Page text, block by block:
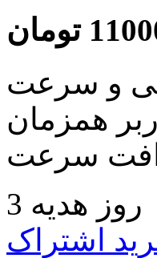
تومان
و سرعت
همزمان
سرعت
3 روز هدیه
اشتراک